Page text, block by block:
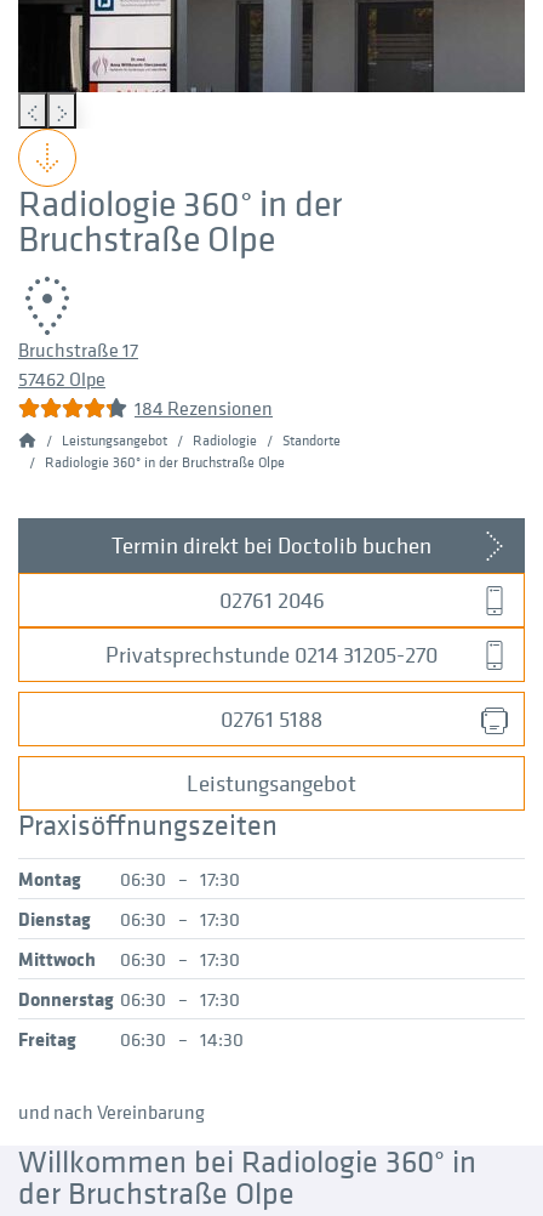
Radiologie 360° in der
Bruchstraße Olpe
Bruchstraße 17
57462 Olpe
184 Rezensionen
HomeLeistungsangebot Radiologie
Standorte
Radiologie 360° in der Bruchstraße Olpe
Termin direkt bei Doctolib buchen
02761 2046
Privatsprechstunde 0214 31205-270
02761 5188
Leistungsangebot
Praxisöffnungszeiten
Montag 06:30 – 17:30
Dienstag
06:30 – 17:30
Mittwoch
06:30 – 17:30
Donnerstag 06:30 – 17:30
Freitag
06:30 – 14:30
und nach Vereinbarung
Willkommen bei Radiologie 360° in
der Bruchstraße Olpe